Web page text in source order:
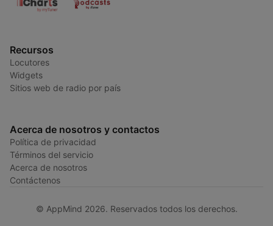
Recursos
Locutores
Widgets
Sitios web de radio por país
Acerca de nosotros y contactos
Política de privacidad
Términos del servicio
Acerca de nosotros
Contáctenos
© AppMind 2026. Reservados todos los derechos.